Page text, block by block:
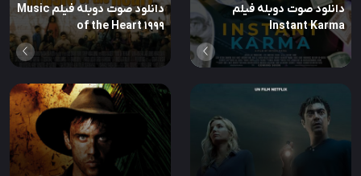
دانلود صوت دوبله فیلم
Instant Karma
دانلود صوت دوبله فیلم Music
of the Heart 1999